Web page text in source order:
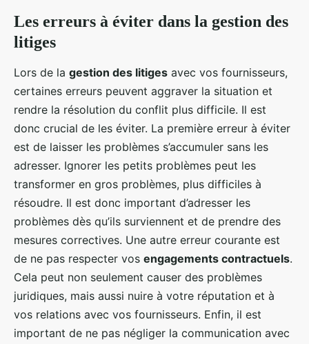
Les erreurs à éviter dans la gestion des
litiges
Lors de la gestion des litiges avec vos fournisseurs,
certaines erreurs peuvent aggraver la situation et
rendre la résolution du conflit plus difficile. Il est
donc crucial de les éviter. La première erreur à éviter
est de laisser les problèmes s’accumuler sans les
adresser. Ignorer les petits problèmes peut les
transformer en gros problèmes, plus difficiles à
résoudre. Il est donc important d’adresser les
problèmes dès qu’ils surviennent et de prendre des
mesures correctives. Une autre erreur courante est
de ne pas respecter vos engagements contractuels.
Cela peut non seulement causer des problèmes
juridiques, mais aussi nuire à votre réputation et à
vos relations avec vos fournisseurs. Enfin, il est
important de ne pas négliger la communication avec